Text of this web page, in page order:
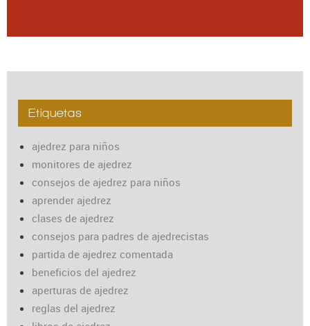
Etiquetas
ajedrez para niños
monitores de ajedrez
consejos de ajedrez para niños
aprender ajedrez
clases de ajedrez
consejos para padres de ajedrecistas
partida de ajedrez comentada
beneficios del ajedrez
aperturas de ajedrez
reglas del ajedrez